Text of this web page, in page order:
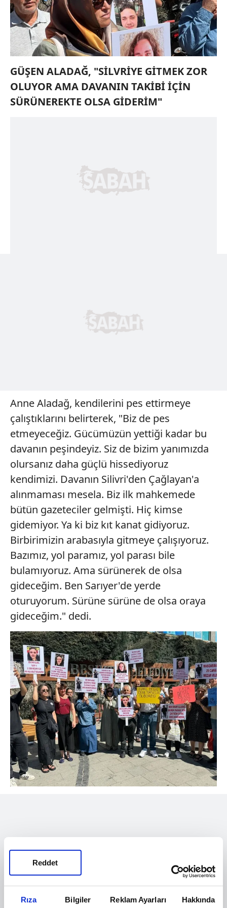
Rıza Bilgiler Reklam Ayarları Hakkında
Reddet
GÜŞEN ALADAĞ, "SİLVRİYE GİTMEK ZOR
OLUYOR AMA DAVANIN TAKİBİ İÇİN
SÜRÜNEREKTE OLSA GİDERİM"
Anne Aladağ, kendilerini pes ettirmeye
çalıştıklarını belirterek, "Biz de pes
etmeyeceğiz. Gücümüzün yettiği kadar bu
davanın peşindeyiz. Siz de bizim yanımızda
olursanız daha güçlü hissediyoruz
kendimizi. Davanın Silivri'den Çağlayan'a
alınmaması mesela. Biz ilk mahkemede
bütün gazeteciler gelmişti. Hiç kimse
gidemiyor. Ya ki biz kıt kanat gidiyoruz.
Birbirimizin arabasıyla gitmeye çalışıyoruz.
Bazımız, yol paramız, yol parası bile
bulamıyoruz. Ama sürünerek de olsa
gideceğim. Ben Sarıyer'de yerde
oturuyorum. Sürüne sürüne de olsa oraya
gideceğim." dedi.